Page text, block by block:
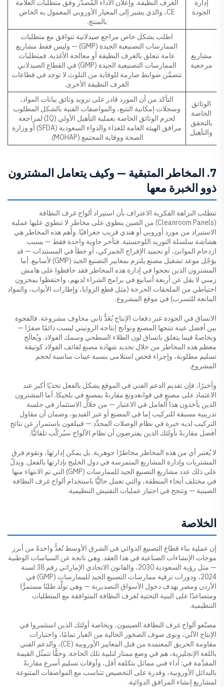
إدارة
الجودة
الغرف النظيفة. وإعلان الأداء المُصدَّر وفق متطلبات العلامة
CE، والذي يشير إلى المعيار الأوروبي المعمول به الخاص
بالمنتج.
مشاريع
مرجعية
اطلب بشكل خاص مراجع صيدلانية تتوافق مع متطلبات
الممارسات التصنيعية الجيدة (GMP) — وليس فقط مشاريع
عامة تتعلق بالغرف النظيفة أو معالجة الأغذية. فمتطلبات
الممارسات التصنيعية الجيدة (GMP) في القطاع الصيدلاني
تتضمَّن ضوابط صارمة للوقاية من التلوث لا توجد في قطاعات
الغرف النظيفة الأخرى.
الوثائق
الخاصة
بالتحقق
والتأهيل
التأكد من أن المورد قادر على تزويد وثائق بيانات المواد،
وسجلات إمكانية التتبع، والمواصفات الفنية بالشكل المطلوب
لحزم الوثائق الخاصة بعملية التأهيل الأولي (IQ) لمراجعة
مرافق الهيئة العامة للغذاء والدواء السعودية (SFDA) أو وزارة
الصحة ووقاية المجتمع (MOHAP).
7. المخاطر المتبقية — وكيف يتعامل المشترون
ذوو الخبرة معها
تتطلب النزاهة الفكرية الاعتراف بأن استيراد ألواح غرف النظافة
(Cleanroom Panels) من الصين ينطوي على مخاطر لا تنطوي عليها عملية
الاستيراد من مورد أوروبي أو هندي قريب جغرافيًا. وأهم هذه المخاطر هي
هشاشة سلسلة التوريد اللوجستية. فتأخر حاوية واحدة فقط — بسبب
ازدحام الموانئ، أو تجميد الإفراج الجمركي، أو خطأ في المستندات — قد
يؤجّل موعد تشغيل مصنع يلتزم بمعايير التصنيع الجيد (GMP) لأسابيع. أما
المشترون الذين نجحوا في إدارة هذه المخاطر فقد حافظوا على هامش
زمني لا يقل عن أربعة أسابيع في برامج الشراء لديهم، واحتفظوا بمخزون
احتياطي من الملحقات الحرجة (مثل قطع الزوايا، وإطارات الأبواب، والمواد
المانعة للتسرب) في موقع المشروع.
الاتساق في الجودة عبر دفعات الإنتاج يُعَدُّ ثاني مخاوف مشروعة. فالفجوة
بين أفضل عينة تنتجها المصنع ونواتج إنتاجه الروتيني ليست دائمًا صفرًا —
وبخاصةً فيما يتعلق باتساق لون الطلاء السطحي وسمك الفولاذ. ويُعالَج
معظم هذه المخاطر من خلال تحديد شهادة مصنع لفائف الفولاذ كوثيقة
تسليم مطلوبة، وإجراء فحص استلامي بنسبة عينات مناسبة لحجم
المشروع.
وأخيرًا، فإن تقديم الدعم الفني في الموقع يشكل بالفعل تحديًا أكبر عند
الاعتماد على مصنعٍ في قوانغدونغ مقارنةً بمصنعٍ في بلجيكا. أما المشترون
الذين يأخذون هذا العامل في الاعتبار — من خلال الاستثمار في جلسة
تدريبية مسبقة للتركيب إما في المصنع أو عبر الفيديو، وضمان أن مقاول
التركيب لديه خبرة في نظام الوصلات المحدَّد — فيبلغون باستمرار عن نتائج
أفضل مقارنةً بأولئك الذين يفترضون أن نظام الألواح سيُركَّب تلقائيًّا.
لا يُعتبر أي من هذه المخاطر مخاطرًا جوهرية. بل يمكن إدارتها، وتقوم فرق
المشتريات وإدارة المشاريع المتمرسة في دول الخليج بإدارتها بالفعل. ويدلّ
على ذلك عدد مشاريع التصنيع الجيد للممارسات (GMP) التي تم الانتهاء منها
في مختلف أنحاء المنطقة، والتي تعمل حاليًّا باستخدام ألواح غرف النظافة
الصينية — وتنجح في اجتياز عمليات التفتيش التنظيمية.
الخلاصة
إن عملية بناء قطاع التصنيع الدوائي في الشرق الأوسط تُعدُّ واحدةً من أبرز
موجات الإنشاءات الصناعية في هذا العقد. وهي ناتجة عن السياسات الوطنية
— مثل رؤية السعودية 2030، والقانون الاتحادي الإماراتي رقم 38 لسنة
2024، ودورات ترقية ممارسات التصنيع الجيد للممارسات (GMP) في
الأردن ومصر بهدف دخول الأسواق التصديرية — وهي تولِّد طلبًا مستمرًّا
ومتصاعدًا على البنية التحتية لغرف النظافة المتوافقة مع المتطلبات
التنظيمية.
مصنّعو ألواح غرف النظافة الصينيون، وبخاصة أولئك الذين استثمروا في
الإنتاج الآلي، ونوى صوف الصخور الخالية من الغبار تمامًا، واختبارات
مقاومة الحريق المعتمدة من قبل المعايير الأوروبية (CE)، والدعم الفني
باللغة الإنجليزية، هم في وضع ممتاز لتلبية تلك الحاجة. وحقًّا تتمثّل القيمة
المقدَّمة في: أداء فني مماثل بتكلفة أقل، وأوقات تسليم أسرع مقارنةً
بالبدائل الأوروبية، وقدرة على التخصيص تتناسب مع المواصفات المتنوعة
لمشاريع إنشاء المرافق الدوائية.